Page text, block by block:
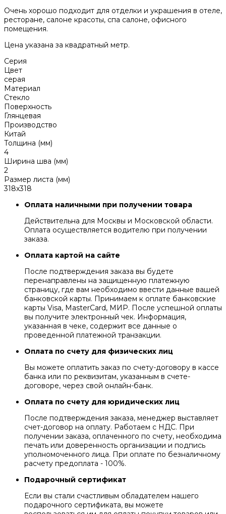
Очень хорошо подходит для отделки и украшения в отеле,
ресторане, салоне красоты, спа салоне, офисного
помещения.
Цена указана за квадратный метр.
Серия
Цвет
серая
Материал
Стекло
Поверхность
Глянцевая
Производство
Китай
Толщина (мм)
4
Ширина шва (мм)
2
Размер листа (мм)
318x318
Оплата наличными при получении товара
Действительна для Москвы и Московской области.
Оплата осуществляется водителю при получении
заказа.
Оплата картой на сайте
После подтверждения заказа вы будете
перенаправлены на защищенную платежную
страницу, где вам необходимо ввести данные вашей
банковской карты. Принимаем к оплате банковские
карты Visa, MasterCard, МИР. После успешной оплаты
вы получите электронный чек. Информация,
указанная в чеке, содержит все данные о
проведенной платежной транзакции.
Оплата по счету для физических лиц
Вы можете оплатить заказ по счету-договору в кассе
банка или по реквизитам, указанным в счете-
договоре, через свой онлайн-банк.
Оплата по счету для юридических лиц
После подтверждения заказа, менеджер выставляет
счет-договор на оплату. Работаем с НДС. При
получении заказа, оплаченного по счету, необходима
печать или доверенность организации и подпись
уполномоченного лица. При оплате по безналичному
расчету предоплата - 100%.
Подарочный сертификат
Если вы стали счастливым обладателем нашего
подарочного сертификата, вы можете